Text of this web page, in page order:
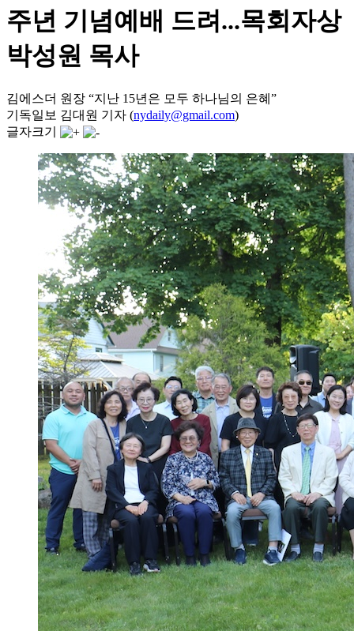
주년 기념예배 드려...목회자상
박성원 목사
김에스더 원장 “지난 15년은 모두 하나님의 은혜”
기독일보 김대원 기자 (nydaily@gmail.com)
글자크기